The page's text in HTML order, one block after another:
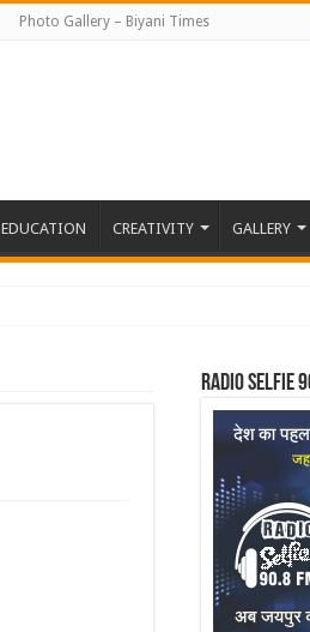
Photo Gallery – Biyani Times
EDUCATION CREATIVITY GALLERY
Radio Selfie